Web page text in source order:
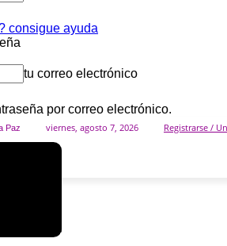
consigue ayuda
tu correo electrónico
por correo electrónico.
Paz viernes, agosto 7, 2026 Registrarse /